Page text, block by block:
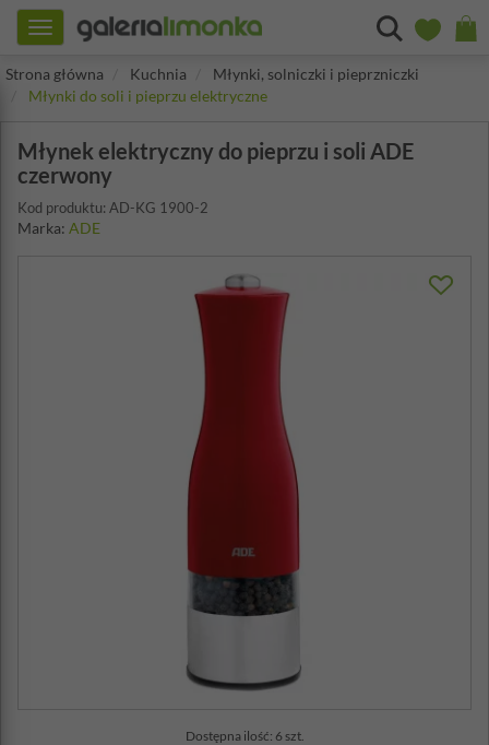
Toggle
navigation
Strona główna
Kuchnia
Młynki, solniczki i pieprzniczki
Młynki do soli i pieprzu elektryczne
Młynek elektryczny do pieprzu i soli ADE
czerwony
Kod produktu: AD-KG 1900-2
Marka: ADE
Dostępna ilość: 6 szt.